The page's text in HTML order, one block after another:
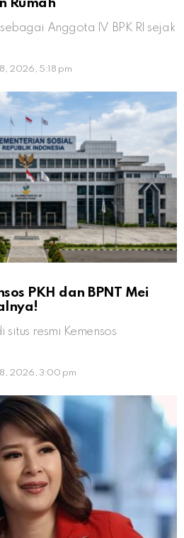
Rumah
Anggota IV BPK RI sejak
2026, 5:18 pm
PKH dan BPNT Mei
situs resmi Kemensos
2026, 3:00 pm